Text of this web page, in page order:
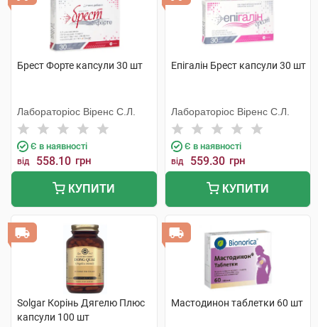
Брест Форте капсули 30 шт
Лабораторіос Віренс С.Л.
Є в наявності
від 558.10 грн
КУПИТИ
Епігалін Брест капсули 30 шт
Лабораторіос Віренс С.Л.
Є в наявності
від 559.30 грн
КУПИТИ
Solgar Корінь Дягелю Плюс
капсули 100 шт
Мастодинон таблетки 60 шт